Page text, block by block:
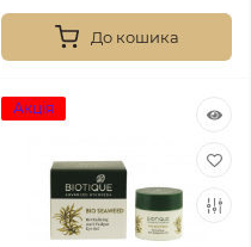
До кошика
Акція